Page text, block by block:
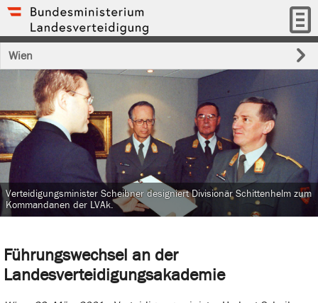
Wien
Führungswechsel an der
Landesverteidigungsakademie
Verteidigungsminister Scheibner designiert Divisionär Schittenhelm zum
Kommandanen der LVAk.